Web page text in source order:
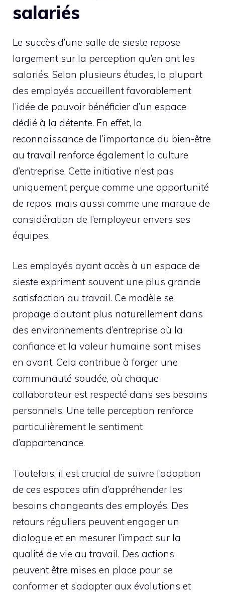
salariés
Le succès d’une salle de sieste repose
largement sur la perception qu’en ont les
salariés. Selon plusieurs études, la plupart
des employés accueillent favorablement
l’idée de pouvoir bénéficier d’un espace
dédié à la détente. En effet, la
reconnaissance de l’importance du bien-être
au travail renforce également la culture
d’entreprise. Cette initiative n’est pas
uniquement perçue comme une opportunité
de repos, mais aussi comme une marque de
considération de l’employeur envers ses
équipes.
Les employés ayant accès à un espace de
sieste expriment souvent une plus grande
satisfaction au travail. Ce modèle se
propage d’autant plus naturellement dans
des environnements d’entreprise où la
confiance et la valeur humaine sont mises
en avant. Cela contribue à forger une
communauté soudée, où chaque
collaborateur est respecté dans ses besoins
personnels. Une telle perception renforce
particulièrement le sentiment
d’appartenance.
Toutefois, il est crucial de suivre l’adoption
de ces espaces afin d’appréhender les
besoins changeants des employés. Des
retours réguliers peuvent engager un
dialogue et en mesurer l’impact sur la
qualité de vie au travail. Des actions
peuvent être mises en place pour se
conformer et s’adapter aux évolutions et